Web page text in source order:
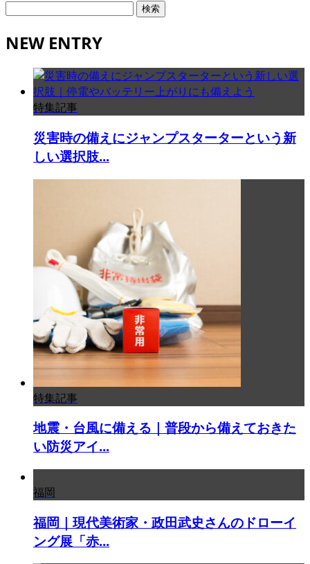
検
NEW ENTRY
特集記事
災害時の備えにジャンプスターターという新
しい選択肢...
特集記事
地震・台風に備える｜普段から備えておきた
い防災アイ...
福岡
福岡｜現代美術家・政田武史さんのドローイ
ング展「赤...